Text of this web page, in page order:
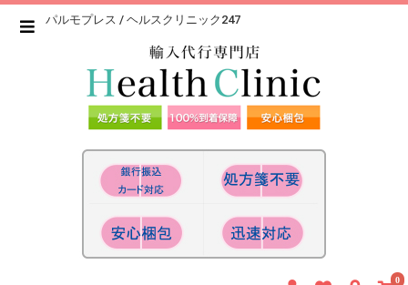
パルモプレス / ヘルスクリニック247
0